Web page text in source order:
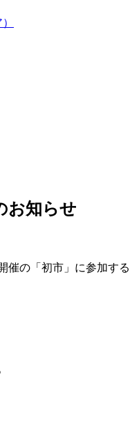
お知らせ
催の「初市」に参加す